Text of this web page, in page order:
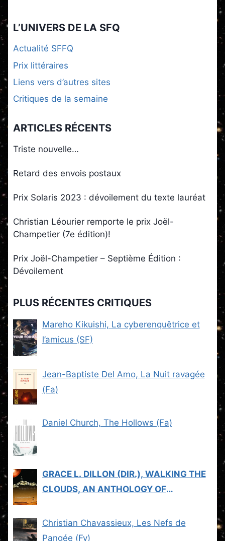
L’UNIVERS DE LA SFQ
Actualité SFFQ
Prix littéraires
Liens vers d’autres sites
Critiques de la semaine
ARTICLES RÉCENTS
Triste nouvelle…
Retard des envois postaux
Prix Solaris 2023 : dévoilement du texte lauréat
Christian Léourier remporte le prix Joël-
Champetier (7e édition)!
Prix Joël-Champetier – Septième Édition :
Dévoilement
PLUS RÉCENTES CRITIQUES
Mareho Kikuishi, La cyberenquêtrice et
l’amicus (SF)
Jean-Baptiste Del Amo, La Nuit ravagée
(Fa)
Daniel Church, The Hollows (Fa)
GRACE L. DILLON (DIR.), WALKING THE
CLOUDS, AN ANTHOLOGY OF
Christian Chavassieux, Les Nefs de
Pangée (Fy)